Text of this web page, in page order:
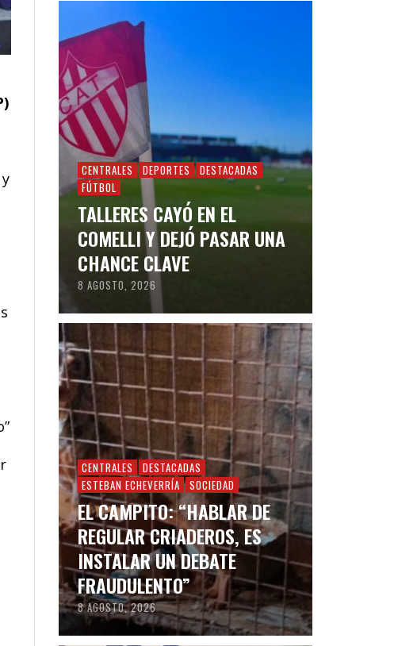
CENTRALES DEPORTES
DESTACADAS
FÚTBOL
TALLERES CAYÓ EN EL
COMELLI Y DEJÓ PASAR UNA
CHANCE CLAVE
8 AGOSTO, 2026
CENTRALES
DESTACADAS
ESTEBAN ECHEVERRÍA
SOCIEDAD
EL CAMPITO: “HABLAR DE
REGULAR CRIADEROS, ES
INSTALAR UN DEBATE
FRAUDULENTO”
8 AGOSTO, 2026